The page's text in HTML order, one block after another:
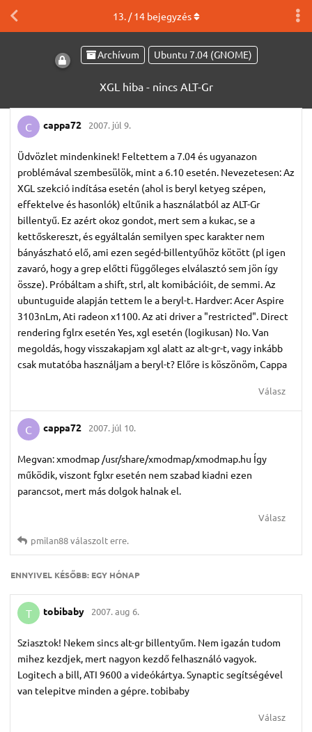
Archívum Ubuntu 7.04 (GNOME)
XGL hiba - nincs ALT-Gr
13. /14bejegyzés
C cappa72 2007. júl 9.
Üdvözlet mindenkinek! Feltettem a 7.04 és ugyanazon
problémával szembesülök, mint a 6.10 esetén. Nevezetesen: Az
XGL szekció indítása esetén (ahol is beryl ketyeg szépen,
effektelve és hasonlók) eltűnik a használatból az ALT-Gr
billentyű. Ez azért okoz gondot, mert sem a kukac, se a
kettőskereszt, és egyáltalán semilyen spec karakter nem
bányászható elő, ami ezen segéd-billentyűhöz kötött (pl igen
zavaró, hogy a grep előtti függőleges elválasztó sem jön így
össze). Próbáltam a shift, strl, alt komibációit, de semmi. Az
ubuntuguide alapján tettem le a beryl-t. Hardver: Acer Aspire
3103nLm, Ati radeon x1100. Az ati driver a "restricted". Direct
rendering fglrx esetén Yes, xgl esetén (logikusan) No. Van
megoldás, hogy visszakapjam xgl alatt az alt-gr-t, vagy inkább
csak mutatóba használjam a beryl-t? Előre is köszönöm, Cappa
Válasz
C cappa72 2007. júl 10.
Megvan: xmodmap /usr/share/xmodmap/xmodmap.hu Így
működik, viszont fglxr esetén nem szabad kiadni ezen
parancsot, mert más dolgok halnak el.
Válasz
pmilan88válaszolt erre.
ENNYIVEL KÉSŐBB: EGY HÓNAP
T tobibaby 2007. aug 6.
Sziasztok! Nekem sincs alt-gr billentyűm. Nem igazán tudom
mihez kezdjek, mert nagyon kezdő felhasználó vagyok.
Logitech a bill, ATI 9600 a videókártya. Synaptic segítségével
van telepitve minden a gépre. tobibaby
Válasz